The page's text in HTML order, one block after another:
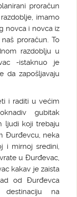
proračun
imamo
novca i novca iz
proračun. To
razdoblju u
-istaknuo je
da zapošljavaju
i raditi u većim
gubitak
ljudi koji trebaju
Đurđevcu, neka
i mirnoj sredini,
u Đurđevac,
kakav je zaista
od Đurđevca
na